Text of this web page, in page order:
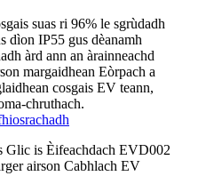
suas ri 96% le sgrùdadh
dìon IP55 gus dèanamh
àrd ann an àrainneachd
margaidhean Eòrpach a
cosgais EV teann,
chruthach.